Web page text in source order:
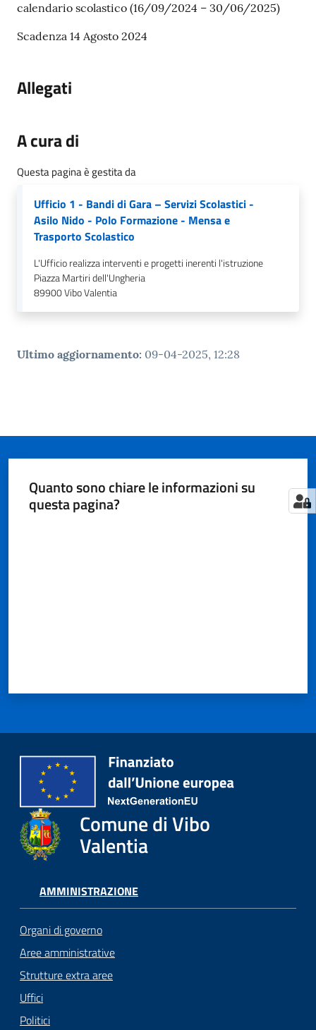
calendario scolastico (16/09/2024 – 30/06/2025)
Scadenza 14 Agosto 2024
Allegati
A cura di
Questa pagina è gestita da
Ufficio 1 - Bandi di Gara – Servizi Scolastici -
Asilo Nido - Polo Formazione - Mensa e
Trasporto Scolastico
L'Ufficio realizza interventi e progetti inerenti l'istruzione
Piazza Martiri dell'Ungheria
89900Vibo Valentia
Ultimo aggiornamento: 09-04-2025, 12:28
Quanto sono chiare le informazioni su
questa pagina?
Comune di Vibo
Valentia
AMMINISTRAZIONE
Organi di governo
Aree amministrative
Strutture extra aree
Uffici
Politici